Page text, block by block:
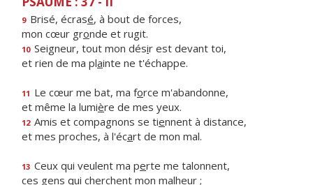
9 Brisé, écrasé, à bout de forces,
mon cœur gronde et rugit.
10 Seigneur, tout mon désir est devant toi,
et rien de ma plainte ne t'échappe.
11 Le cœur me bat, ma force m'abandonne,
et même la lumière de mes yeux.
12 Amis et compagnons se tiennent à distance,
et mes proches, à l'écart de mon mal.
13 Ceux qui veulent ma perte me talonnent,
ces gens qui cherchent mon malheur ;